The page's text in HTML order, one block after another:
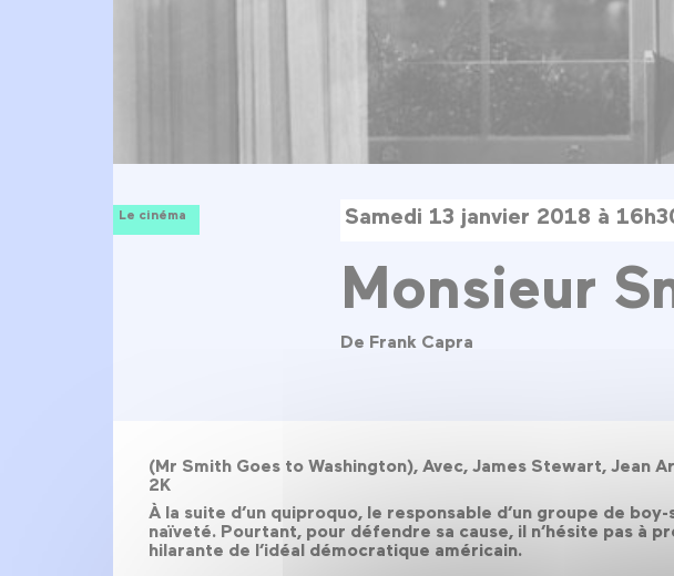
Le cinéma Samedi 13 janvier 2018 à
Monsieur
De Frank Capra
(Mr Smith Goes to Washington), Avec, James Stewart, Jean
2K
À la suite d’un quiproquo, le responsable d’un groupe de
naïveté. Pourtant, pour défendre sa cause, il n’hésite pas à
hilarante de l’idéal démocratique américain.